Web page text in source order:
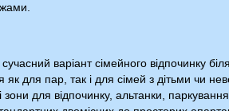
варіант сімейного відпочинку
для пар, так і для сімей з дітьми чи
зони для відпочинку, альтанки,